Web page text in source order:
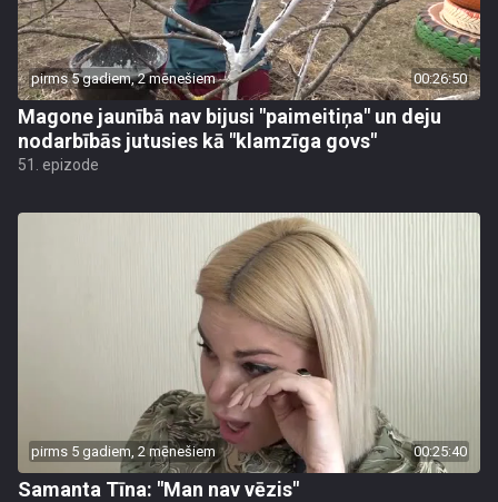
pirms 5 gadiem, 2 mēnešiem 00:26:50
Magone jaunībā nav bijusi "paimeitiņa" un deju
nodarbībās jutusies kā "klamzīga govs"
51. epizode
pirms 5 gadiem, 2 mēnešiem 00:25:40
Samanta Tīna: "Man nav vēzis"